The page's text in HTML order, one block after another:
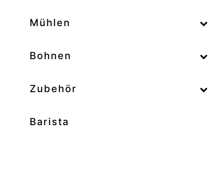
Mühlen
–
Bohnen
–
Zubehör
Barista